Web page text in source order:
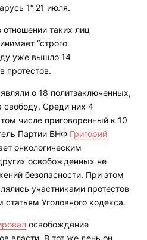
1“ 21 июля.
таких лиц
“строго
уже вышло 14
протестов.
о 18 политзаключенных,
Среди них 4
числе приговоренный к 10
Партии БНФ Григорий
онкологическим
освобожденных не
безопасности. При этом
участниками протестов
статьям Уголовного кодекса.
освобождение
власти. В тот же день он